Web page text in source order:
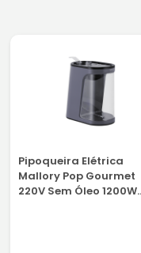
Pipoqueira Elétrica
Mallory Pop Gourmet
220V Sem Óleo 1200W